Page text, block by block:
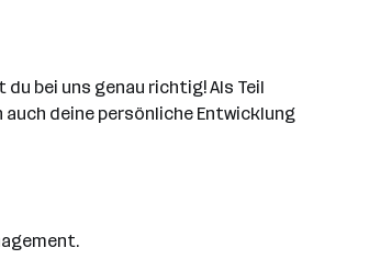
bei uns genau richtig! Als Teil
deine persönliche Entwicklung